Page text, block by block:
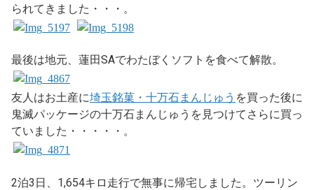
られてきました・・・。
最後は地元、蓮田SAでわたぼくソフトを食べて解散。
友人はお土産に埼玉銘菓・十万石まんじゅう を買った後に
鬼滅パッケージの十万石まんじゅうを見つけてさらに買っ
ていました・・・・・。
2泊3日、1,654キロ走行で無事に帰宅しました。ツーリン